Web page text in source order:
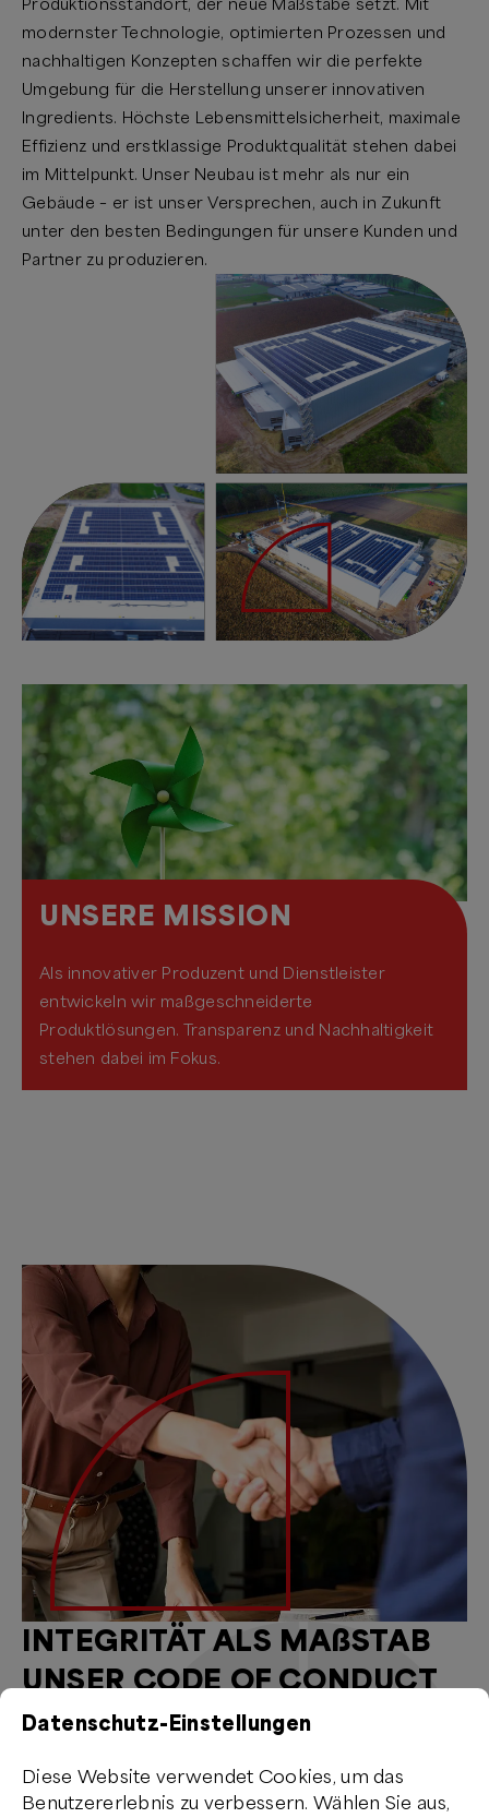
Datenschutz-Einstellungen
Diese Website verwendet Cookies, um das
Benutzererlebnis zu verbessern. Wählen Sie aus,
Produktionsstandort, der neue Maßstäbe setzt. Mit
modernster Technologie, optimierten Prozessen und
nachhaltigen Konzepten schaffen wir die perfekte
Umgebung für die Herstellung unserer innovativen
Ingredients. Höchste Lebensmittelsicherheit, maximale
Effizienz und erstklassige Produktqualität stehen dabei
im Mittelpunkt. Unser Neubau ist mehr als nur ein
Gebäude – er ist unser Versprechen, auch in Zukunft
unter den besten Bedingungen für unsere Kunden und
Partner zu produzieren.
UNSERE MISSION
Als innovativer Produzent und Dienstleister
entwickeln wir maßgeschneiderte
Produktlösungen. Transparenz und Nachhaltigkeit
stehen dabei im Fokus.
INTEGRITÄT ALS MAßSTAB
UNSER CODE OF CONDUCT
Als international agierendes Unternehmen ist für uns
ein klares Wertefundament unverzichtbar. Unser Code
of Conduct dient dabei als verbindlicher Rahmen für